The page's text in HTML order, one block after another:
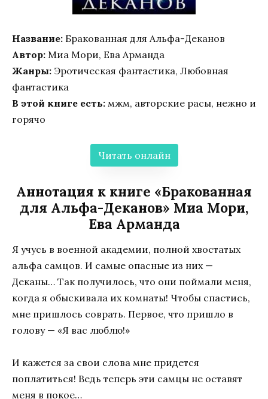
Название: Бракованная для Альфа-Деканов
Автор: Миа Мори, Ева Арманда
Жанры: Эротическая фантастика, Любовная
фантастика
В этой книге есть: мжм, авторские расы, нежно и
горячо
Читать онлайн
Аннотация к книге «Бракованная
для Альфа-Деканов» Миа Мори,
Ева Арманда
Я учусь в военной академии, полной хвостатых
альфа самцов. И самые опасные из них —
Деканы… Так получилось, что они поймали меня,
когда я обыскивала их комнаты! Чтобы спастись,
мне пришлось соврать. Первое, что пришло в
голову — «Я вас люблю!»
И кажется за свои слова мне придется
поплатиться! Ведь теперь эти самцы не оставят
меня в покое…